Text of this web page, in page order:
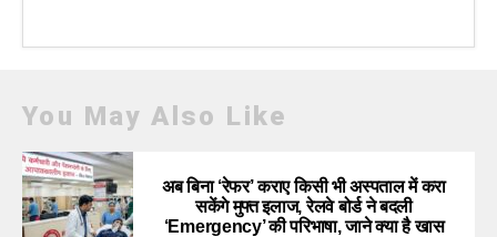
You May Also Like
अब बिना ‘रेफर’ कराए किसी भी अस्पताल में करा
सकेंगे मुफ्त इलाज, रेलवे बोर्ड ने बदली
‘Emergency’ की परिभाषा, जाने क्या है खास